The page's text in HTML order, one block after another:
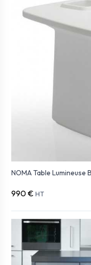
NOMA Table Lumineuse
990 € HT